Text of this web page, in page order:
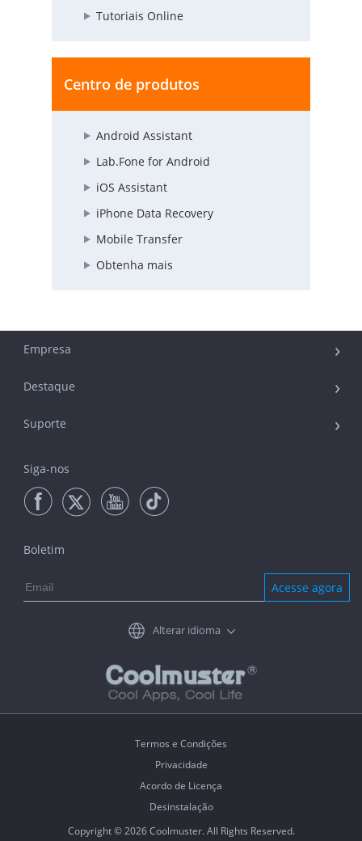
Tutoriais Online
Centro de produtos
Android Assistant
Lab.Fone for Android
iOS Assistant
iPhone Data Recovery
Mobile Transfer
Obtenha mais
Empresa
Destaque
Suporte
Siga-nos
Boletim
Acesse agora
Alterar idioma
Termos e Condições
Privacidade
Acordo de Licença
Desinstalação
Copyright © 2026 Coolmuster. All Rights Reserved.